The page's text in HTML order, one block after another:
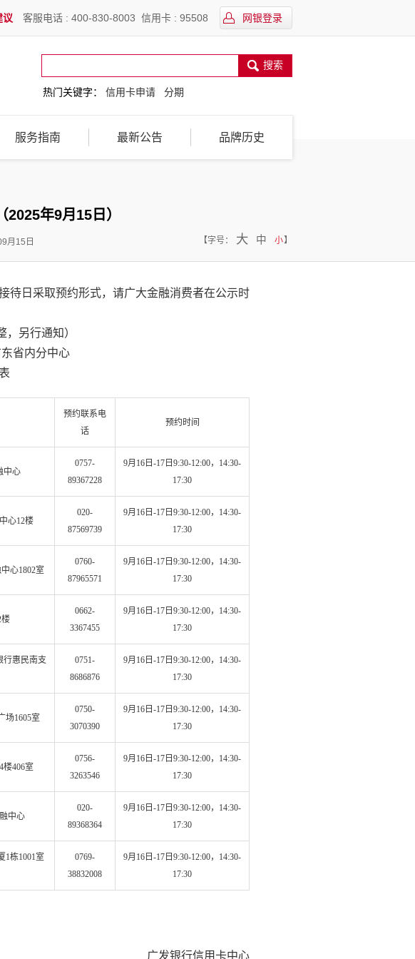
议 客服电话 : 400-830-8003 信用卡 : 95508 网银登录
搜索
热门关键字： 信用卡申请 分期
服务指南 最新公告 品牌历史
年9月15日）
月15日 【字号： 大 中 小】
待日采取预约形式，请广大金融消费者在公示时
，另行通知）
省内分中心
预约联系电
话
预约时间
中心
0757-
89367228
9月16日-17日9:30-12:00，14:30-
17:30
心12楼
020-
87569739
9月16日-17日9:30-12:00，14:30-
17:30
心1802室
0760-
87965571
9月16日-17日9:30-12:00，14:30-
17:30
0662-
3367455
9月16日-17日9:30-12:00，14:30-
17:30
行惠民南支
0751-
8686876
9月16日-17日9:30-12:00，14:30-
17:30
场1605室
0750-
3070390
9月16日-17日9:30-12:00，14:30-
17:30
楼406室
0756-
3263546
9月16日-17日9:30-12:00，14:30-
17:30
中心
020-
89368364
9月16日-17日9:30-12:00，14:30-
17:30
1栋1001室
0769-
38832008
9月16日-17日9:30-12:00，14:30-
17:30
广发银行信用卡中心